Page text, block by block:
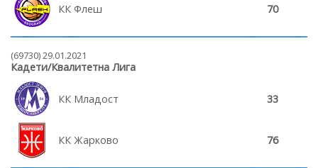
КК Флеш 70
(69730) 29.01.2021
Кадети/Квалитетна Лига
КК Младост 33
КК Жарково 76